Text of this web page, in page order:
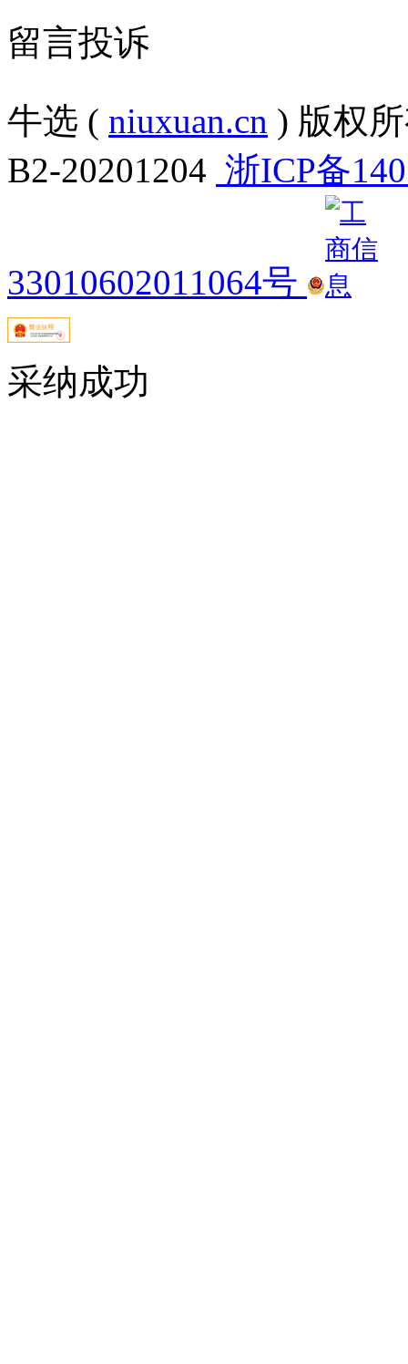
留言投诉
牛选 ( niuxuan.cn ) 版权
B2-20201204 浙ICP备
33010602011064号
采纳成功